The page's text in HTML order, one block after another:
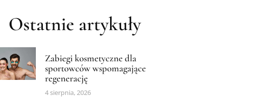
Ostatnie artykuły
Zabiegi kosmetyczne dla
sportowców wspomagające
regenerację
4 sierpnia, 2026